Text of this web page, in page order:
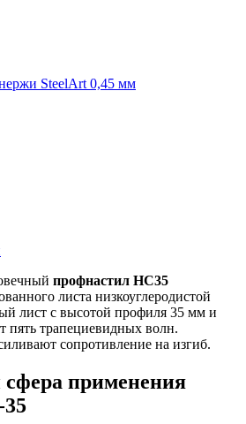
SteelArt 0,45 мм
профнастил НС35
листа низкоуглеродистой
лист с высотой профиля 35 мм и
пять трапециевидных волн.
сопротивление на изгиб.
сфера применения